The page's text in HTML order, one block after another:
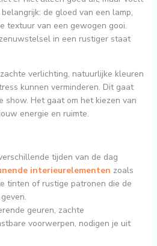
de gloed van een lamp,
textuur van een gewogen gooi.
in een rustiger staat
verlichting, natuurlijke kleuren
kunnen verminderen. Dit gaat
show. Het gaat om het kiezen van
energie en ruimte.
tijden van de dag
interieurelementen zoals
tinten of rustige patronen die de
geuren, zachte
voorwerpen, nodigen je uit